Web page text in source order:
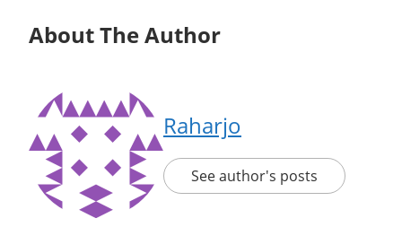
About The Author
Raharjo
See author's posts